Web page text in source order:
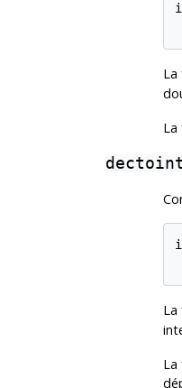
La
La
dectoint
La
La